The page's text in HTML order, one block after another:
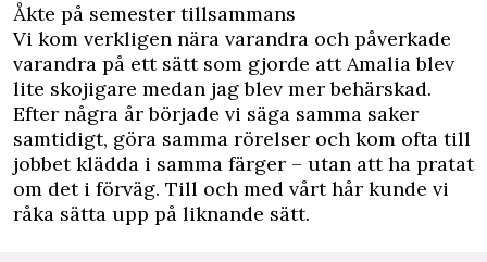
Åkte på semester tillsammans
Vi kom verkligen nära varandra och påverkade
varandra på ett sätt som gjorde att Amalia blev
lite skojigare medan jag blev mer behärskad.
Efter några år började vi säga samma saker
samtidigt, göra samma rörelser och kom ofta till
jobbet klädda i samma färger – utan att ha pratat
om det i förväg. Till och med vårt hår kunde vi
råka sätta upp på liknande sätt.